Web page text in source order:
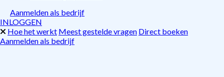
Aanmelden als bedrijf
INLOGGEN
Hoe het werkt Meest gestelde vragen Direct boeken
Aanmelden als bedrijf